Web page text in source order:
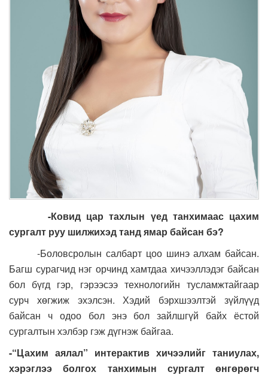
-Ковид цар тахлын үед танхимаас цахим
сургалт руу шилжихэд танд ямар байсан бэ?
-Боловсролын салбарт цоо шинэ алхам байсан.
Багш сурагчид нэг орчинд хамтдаа хичээллэдэг байсан
бол бүгд гэр, гэрээсээ технологийн тусламжтайгаар
сурч хөгжиж эхэлсэн. Хэдий бэрхшээлтэй зүйлүүд
байсан ч одоо бол энэ бол зайлшгүй байх ёстой
сургалтын хэлбэр гэж дүгнэж байгаа.
-“Цахим аялал” интерактив хичээлийг таниулах,
хэрэглээ болгох танхимын сургалт өнгөрөгч